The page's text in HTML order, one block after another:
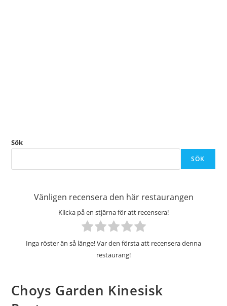
Sök
SÖK
Vänligen recensera den här restaurangen
Klicka på en stjärna för att recensera!
Inga röster än så länge! Var den första att recensera denna
restaurang!
Choys Garden Kinesisk